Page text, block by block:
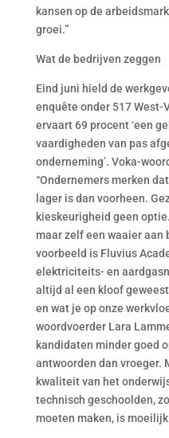
kansen op de
groei.”
Wat de bedrijven zeggen
Eind juni hield de
enquête onder 517 West-
ervaart 69 procent ‘een
vaardigheden van pas
onderneming’. Voka-
“Ondernemers merken
lager is dan voorheen.
kieskeurigheid geen
maar zelf een waaier aan
voorbeeld is Fluvius
elektriciteits- en
altijd al een kloof
en wat je op onze
woordvoerder Lara
kandidaten minder goed
antwoorden dan vroeger.
kwaliteit van het
technisch geschoolden,
moeten maken, is moeilijk